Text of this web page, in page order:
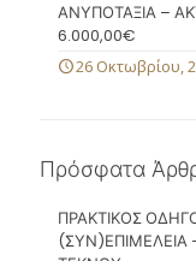
ΑΝΥΠΟΤΑΞΙΑ –
6.000,00€
26 Οκτωβρίου,
Πρόσφατα
ΠΡΑΚΤΙΚΟΣ
(ΣΥΝ)ΕΠΙΜΕΛΕΙΑ